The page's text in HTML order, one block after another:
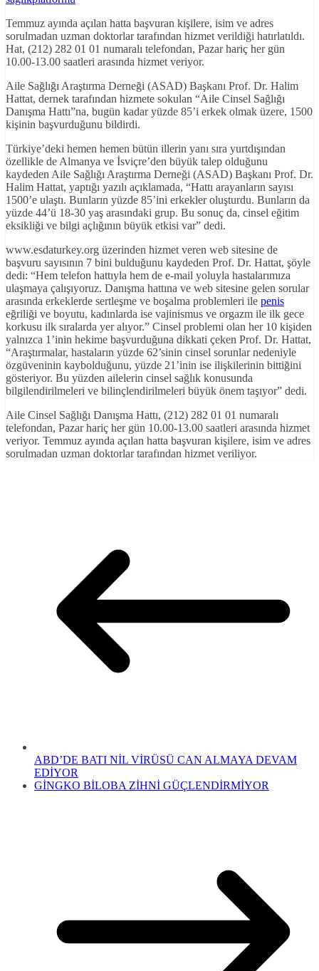
Temmuz ayında açılan hatta başvuran kişilere, isim ve adres
sorulmadan uzman doktorlar tarafından hizmet verildiği hatırlatıldı.
Hat, (212) 282 01 01 numaralı telefondan, Pazar hariç her gün
10.00-13.00 saatleri arasında hizmet veriyor.
Aile Sağlığı Araştırma Derneği (ASAD) Başkanı Prof. Dr. Halim
Hattat, dernek tarafından hizmete sokulan “Aile Cinsel Sağlığı
Danışma Hattı”na, bugün kadar yüzde 85’i erkek olmak üzere, 1500
kişinin başvurduğunu bildirdi.
Türkiye’deki hemen hemen bütün illerin yanı sıra yurtdışından
özellikle de Almanya ve İsviçre’den büyük talep olduğunu
kaydeden Aile Sağlığı Araştırma Derneği (ASAD) Başkanı Prof. Dr.
Halim Hattat, yaptığı yazılı açıklamada, “Hattı arayanların sayısı
1500’e ulaştı. Bunların yüzde 85’ini erkekler oluşturdu. Bunların da
yüzde 44’ü 18-30 yaş arasındaki grup. Bu sonuç da, cinsel eğitim
eksikliği ve bilgi açlığının büyük etkisi var” dedi.
www.esdaturkey.org üzerinden hizmet veren web sitesine de
başvuru sayısının 7 bini bulduğunu kaydeden Prof. Dr. Hattat, şöyle
dedi: “Hem telefon hattıyla hem de e-mail yoluyla hastalarımıza
ulaşmaya çalışıyoruz. Danışma hattına ve web sitesine gelen sorular
arasında erkeklerde sertleşme ve boşalma problemleri ile penis
eğriliği ve boyutu, kadınlarda ise vajinismus ve orgazm ile ilk gece
korkusu ilk sıralarda yer alıyor.” Cinsel problemi olan her 10 kişiden
yalnızca 1’inin hekime başvurduğuna dikkati çeken Prof. Dr. Hattat,
“Araştırmalar, hastaların yüzde 62’sinin cinsel sorunlar nedeniyle
özgüveninin kaybolduğunu, yüzde 21’inin ise ilişkilerinin bittiğini
gösteriyor. Bu yüzden ailelerin cinsel sağlık konusunda
bilgilendirilmeleri ve bilinçlendirilmeleri büyük önem taşıyor” dedi.
Aile Cinsel Sağlığı Danışma Hattı, (212) 282 01 01 numaralı
telefondan, Pazar hariç her gün 10.00-13.00 saatleri arasında hizmet
veriyor. Temmuz ayında açılan hatta başvuran kişilere, isim ve adres
sorulmadan uzman doktorlar tarafından hizmet veriliyor.
ABD’DE BATI NİL VİRÜSÜ CAN ALMAYA DEVAM
EDİYOR
GİNGKO BİLOBA ZİHNİ GÜÇLENDİRMİYOR